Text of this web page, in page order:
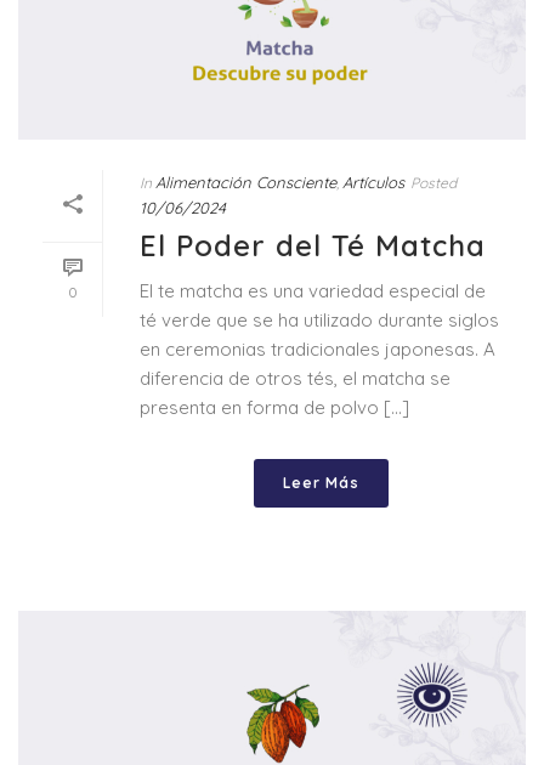
0
In Alimentación Consciente, Artículos Posted
10/06/2024
El Poder del Té Matcha
El te matcha es una variedad especial de
té verde que se ha utilizado durante siglos
en ceremonias tradicionales japonesas. A
diferencia de otros tés, el matcha se
presenta en forma de polvo [...]
Leer Más